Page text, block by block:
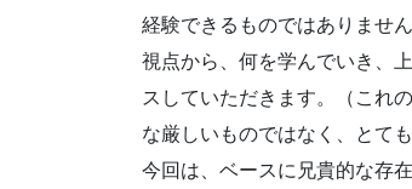
経験できるものではありませ
視点から、何を学んでいき、
スしていただきます。（これ
な厳しいものではなく、とて
今回は、ベースに兄貴的な存